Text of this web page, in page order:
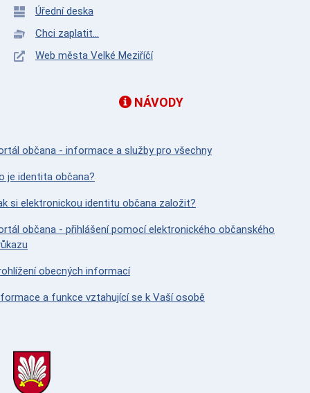
Úřední deska
Chci zaplatit...
Web města Velké Meziříčí
NÁVODY
občana - informace a služby pro všechny
je identita občana?
si elektronickou identitu občana založit?
občana - přihlášení pomocí elektronického občanského
obecných informací
a funkce vztahující se k Vaší osobě